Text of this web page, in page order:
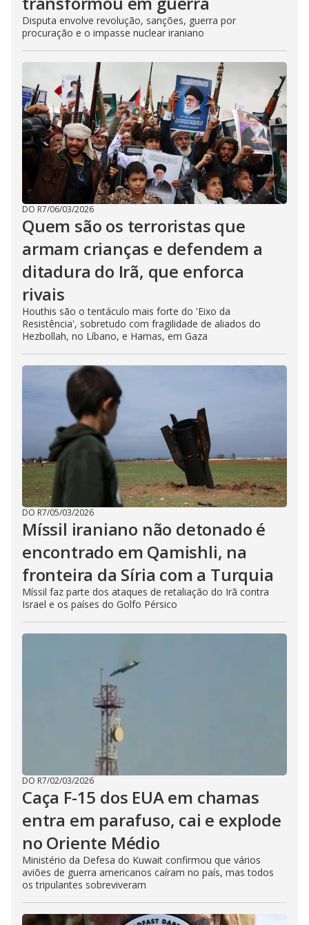
Disputa envolve revolução, sanções, guerra por
procuração e o impasse nuclear iraniano
DO R7/06/03/2026
Quem são os terroristas que
armam crianças e defendem a
ditadura do Irã, que enforca
rivais
Houthis são o tentáculo mais forte do 'Eixo da
Resistência', sobretudo com fragilidade de aliados do
Hezbollah, no Líbano, e Hamas, em Gaza
DO R7/05/03/2026
Míssil iraniano não detonado é
encontrado em Qamishli, na
fronteira da Síria com a Turquia
Míssil faz parte dos ataques de retaliação do Irã contra
Israel e os países do Golfo Pérsico
DO R7/02/03/2026
Caça F-15 dos EUA em chamas
entra em parafuso, cai e explode
no Oriente Médio
Ministério da Defesa do Kuwait confirmou que vários
aviões de guerra americanos caíram no país, mas todos
os tripulantes sobreviveram